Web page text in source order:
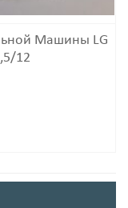
Машины LG
12